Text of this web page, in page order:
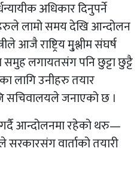
अधिकार दिनुपर्ने
लामो समय देखि आन्दोलन
आजै राष्ट्रिय मु्श्लीम संघर्ष
लगायतसंग पनि छुट्टा छुट्टै
लागि उनीहरु तयार
सचिवालयले जनाएको छ ।
आन्दोलनमा रहेको थरु—
वार्ताको तयारी